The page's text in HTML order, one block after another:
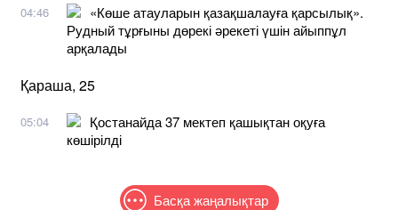
04:46
«Көше атауларын қазақшалауға қарсылық».
Рудный тұрғыны дөрекі әрекеті үшін айыппұл
арқалады
Қараша, 25
05:04
Қостанайда 37 мектеп қашықтан оқуға
көшірілді
Басқа жаңалықтар